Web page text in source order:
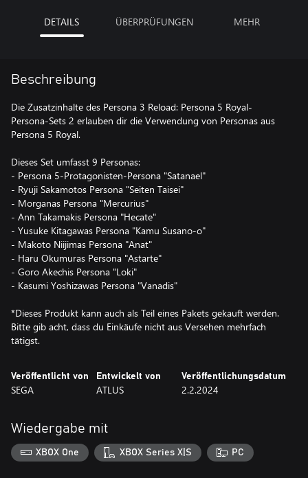
DETAILS ÜBERPRÜFUNGEN MEHR
Beschreibung
Die Zusatzinhalte des Persona 3 Reload: Persona 5 Royal-
Persona-Sets 2 erlauben dir die Verwendung von Personas aus
Persona 5 Royal.
Dieses Set umfasst 9 Personas:
- Persona 5-Protagonisten-Persona "Satanael"
- Ryuji Sakamotos Persona "Seiten Taisei"
- Morganas Persona "Mercurius"
- Ann Takamakis Persona "Hecate"
- Yusuke Kitagawas Persona "Kamu Susano-o"
- Makoto Niijimas Persona "Anat"
- Haru Okumuras Persona "Astarte"
- Goro Akechis Persona "Loki"
- Kasumi Yoshizawas Persona "Vanadis"
*Dieses Produkt kann auch als Teil eines Pakets gekauft werden.
Bitte gib acht, dass du Einkäufe nicht aus Versehen mehrfach
tätigst.
Veröffentlicht von
SEGA
Entwickelt von
ATLUS
Veröffentlichungsdatum
2.2.2024
Wiedergabe mit
XBOX One XBOX Series X|S PC